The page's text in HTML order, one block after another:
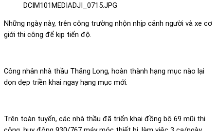
DCIM101MEDIADJI_0715.JPG
Những ngày này, trên công trường nhộn nhịp cảnh người và xe cơ
giới thi công để kịp tiến độ.
Công nhân nhà thầu Thăng Long, hoàn thành hạng mục nào lại
dọn dẹp triền khai ngay hạng mục mới.
Trên toàn tuyến, các nhà thầu đã triển khai đồng bộ 69 mũi thi